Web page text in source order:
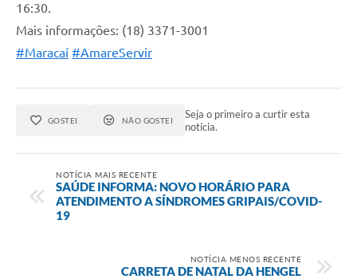
16:30.
Mais informações: (18) 3371-3001
#Maracaí #AmareServir
GOSTEI NÃO GOSTEI
Seja o primeiro a curtir esta
notícia.
NOTÍCIA MAIS RECENTE
SAÚDE INFORMA: NOVO HORÁRIO PARA
ATENDIMENTO A SÍNDROMES GRIPAIS/COVID-
19
NOTÍCIA MENOS RECENTE
CARRETA DE NATAL DA HENGEL